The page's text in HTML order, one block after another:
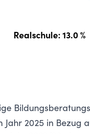
Realschule: 13.0 %
Jahr 2025 in Bezug